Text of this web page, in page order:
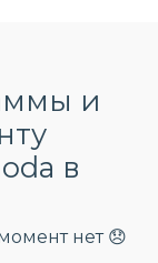
и
в
нет 😞